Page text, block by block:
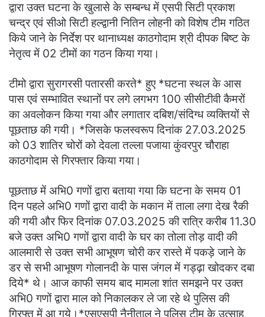
द्वारा उक्त घटना के खुलासे के सम्बन्ध में एसपी सिटी प्रकाश
चन्द्र एवं सीओ सिटी हल्द्वानी नितिन लोहनी को विशेष टीम गठित
किये जाने के निर्देश पर थानाध्यक्ष काठगोदाम श्री दीपक बिष्ट के
नेतृत्व में 02 टीमों का गठन किया गया।
टीमो द्वारा सुरागरसी पतारसी करते* हुए *घटना स्थल के आस
पास एवं सम्भावित स्थानों पर लगे लगभग 100 सीसीटीवी कैमरों
का अवलोकन किया गया और लगातार दबिश/संदिग्ध व्यक्तियों से
पूछताछ की गयी। *जिसके फलस्वरूप दिनांक 27.03.2025
को 03 शातिर चोरों को देवला तल्ला पजाया कुंवरपुर चौराहा
काठगोदाम से गिरफ्तार किया गया।
पूछताछ में अभि0 गणों द्वारा बताया गया कि घटना के समय 01
दिन पहले अभि0 गणों द्वारा वादी के मकान में ताला लगा देख रैकी
की गयी और फिर दिनांक 07.03.2025 की रात्रि करीब 11.30
बजे उक्त अभि0 गणों द्वारा वादी के घर का तोला तोड़ वादी की
आलमारी से उक्त सभी आभूषण चोरी कर रास्ते में पकड़े जाने के
डर से सभी आभूषण गोलानदी के पास जंगल में गड्ढ़ा खोदकर दबा
दिये* थे। आज काफी समय बाद मामला शांत समझने पर उक्त
अभि0 गणों द्वारा माल को निकालकर ले जा रहे थे पुलिस की
गिरफ्त में आ गये।*एसएसपी नैनीताल ने पुलिस टीम के उत्साह